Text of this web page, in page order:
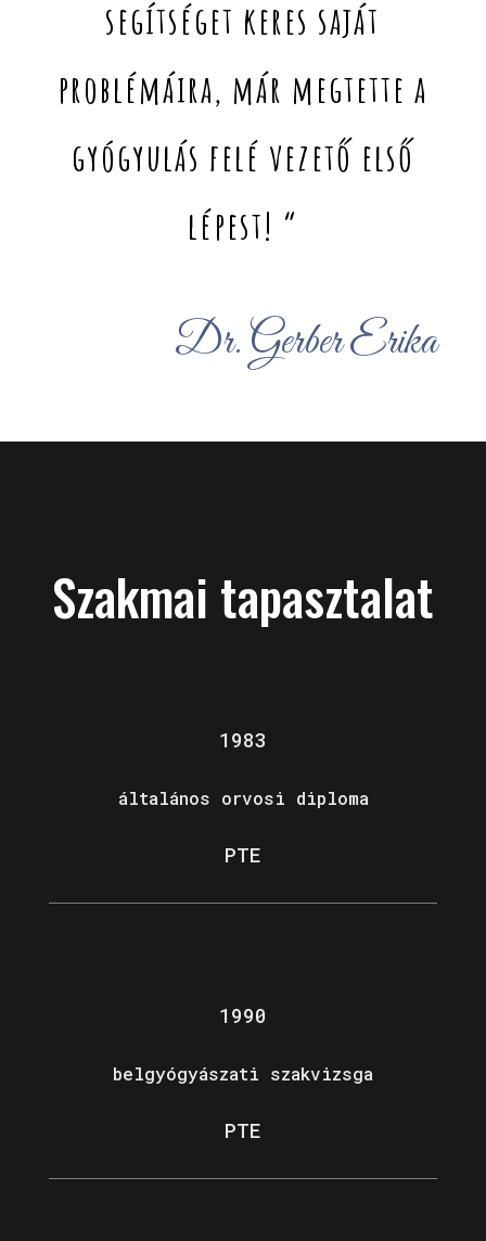
segítséget keres saját
problémáira, már megtette a
gyógyulás felé vezető első
lépest! “
Dr. Gerber Erika
Szakmai tapasztalat
1983
általános orvosi diploma
PTE
1990
belgyógyászati szakvizsga
PTE